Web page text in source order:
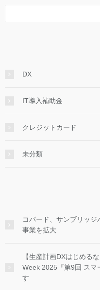
DX
IT導入補助金
クレジットカード
未分類
コパード、サンブリッ
事業を拡大
【生産計画DXはじめる
Week 2025『第9回 スマ
す